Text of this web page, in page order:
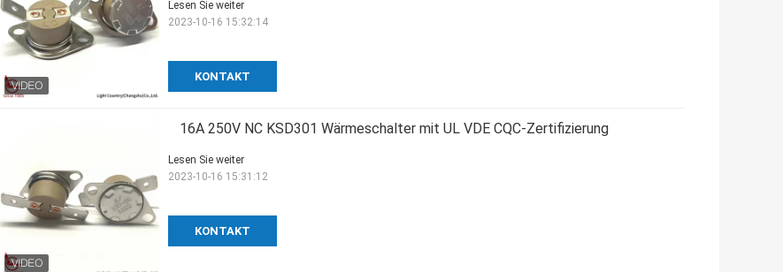
KONTAKT
Lesen Sie weiter
2023-10-16 15:32:14
16A 250V NC KSD301 Wärmeschalter mit UL VDE CQC-Zertifizierung
KONTAKT
Lesen Sie weiter
2023-10-16 15:31:12